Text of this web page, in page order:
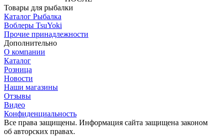
Товары для рыбалки
Каталог Рыбалка
Воблеры TsuYoki
Прочие принадлежности
Дополнительно
О компании
Каталог
Розница
Новости
Наши магазины
Отзывы
Видео
Конфиденциальность
Все права защищены. Информация сайта защищена законом
об авторских правах.